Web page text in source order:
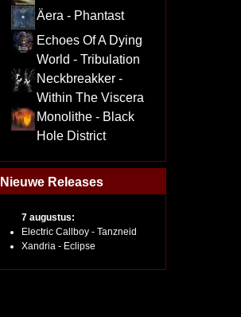
Äera - Phantast
Echoes Of A Dying
World - Tribulation
Neckbreakker -
Within The Viscera
Monolithe - Black
Hole District
Nieuwe Releases
7 augustus:
Electric Callboy - Tanzneid
Xandria - Eclipse